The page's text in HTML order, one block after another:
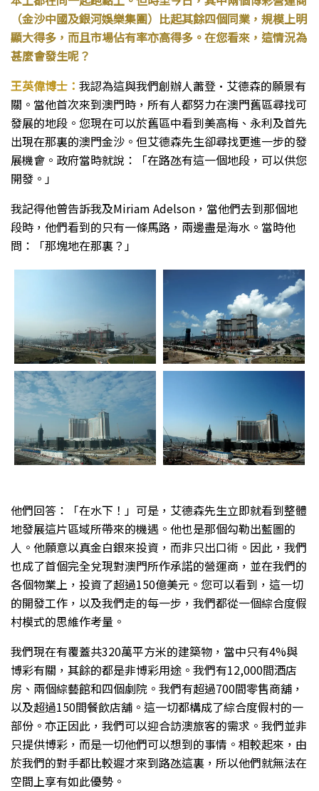
（金沙中國及銀河娛樂集團）比起其餘四個同業，規模上明
顯大得多，而且市場佔有率亦高得多。在您看來，這情況為
甚麼會發生呢？
王英偉博士： 我認為這與我們創辦人蕭登·艾德森的願景有
關。當他首次來到澳門時，所有人都努力在澳門舊區尋找可
發展的地段。您現在可以於舊區中看到美高梅、永利及首先
出現在那裏的澳門金沙。但艾德森先生卻尋找更進一步的發
展機會。政府當時就說：「在路氹有這一個地段，可以供您
開發。」
我記得他曾告訴我及Miriam Adelson，當他們去到那個地
段時，他們看到的只有一條馬路，兩邊盡是海水。當時他
問：「那塊地在那裏？」
他們回答：「在水下！」可是，艾德森先生立即就看到整體
地發展這片區域所帶來的機遇。他也是那個勾勒出藍圖的
人。他願意以真金白銀來投資，而非只出口術。因此，我們
也成了首個完全兌現對澳門所作承諾的營運商，並在我們的
各個物業上，投資了超過150億美元。您可以看到，這一切
的開發工作，以及我們走的每一步，我們都從一個綜合度假
村模式的思維作考量。
我們現在有覆蓋共320萬平方米的建築物，當中只有4%與
博彩有關，其餘的都是非博彩用途。我們有12,000間酒店
房、兩個綜藝館和四個劇院。我們有超過700間零售商舖，
以及超過150間餐飲店舖。這一切都構成了綜合度假村的一
部份。亦正因此，我們可以迎合訪澳旅客的需求。我們並非
只提供博彩，而是一切他們可以想到的事情。相較起來，由
於我們的對手都比較遲才來到路氹這裏，所以他們就無法在
空間上享有如此優勢。